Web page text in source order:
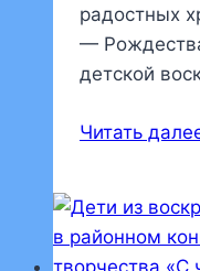
радостных
—
детской
Читать